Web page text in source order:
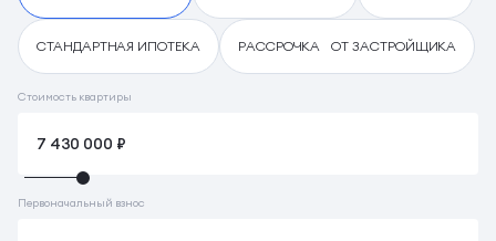
СТАНДАРТНАЯ ИПОТЕКА РАССРОЧКА ОТ ЗАСТРОЙЩИКА
Стоимость квартиры
Первоначальный взнос